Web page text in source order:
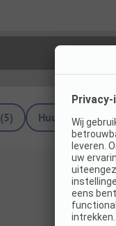
(5)
1/13